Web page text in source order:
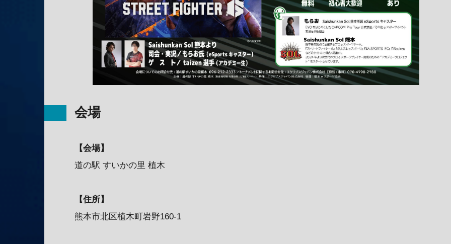
会場
【会場】
道の駅 すいかの里 植木
【住所】
熊本市北区植木町岩野160-1